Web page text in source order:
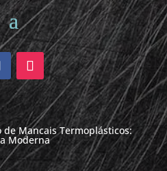
Mancais Termoplásticos:
Moderna